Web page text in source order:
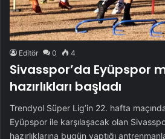
Editör 0 4
Sivasspor’da Eyüpspor
hazırlıkları başladı
Trendyol Süper Lig’in 22. hafta
Eyüpspor ile karşılaşacak olan
hazırlıklarına bugün yaptığı